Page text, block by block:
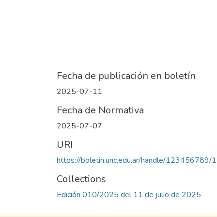
Fecha de publicación en boletín
2025-07-11
Fecha de Normativa
2025-07-07
URI
https://boletin.unc.edu.ar/handle/123456789/
Collections
Edición 010/2025 del 11 de julio de 2025